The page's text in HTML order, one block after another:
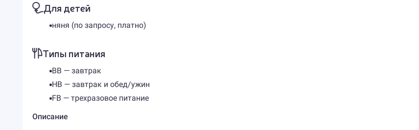
Для детей
няня (по запросу, платно)
Типы питания
BB — завтрак
HB — завтрак и обед/ужин
FB — трехразовое питание
Описание